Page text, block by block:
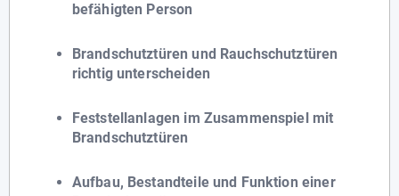
befähigten Person
Brandschutztüren und Rauchschutztüren
richtig unterscheiden
Feststellanlagen im Zusammenspiel mit
Brandschutztüren
Aufbau, Bestandteile und Funktion einer